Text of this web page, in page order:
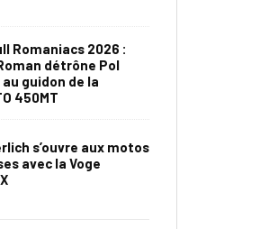
Romaniacs 2026 :
détrône Pol
guidon de la
450MT
s’ouvre aux motos
avec la Voge